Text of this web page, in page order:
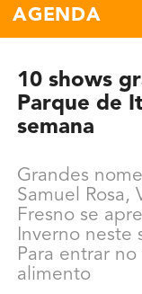
AGENDA
10 shows
Parque de
semana
Grandes
Samuel Rosa,
Fresno se
Inverno neste
Para entrar
alimento